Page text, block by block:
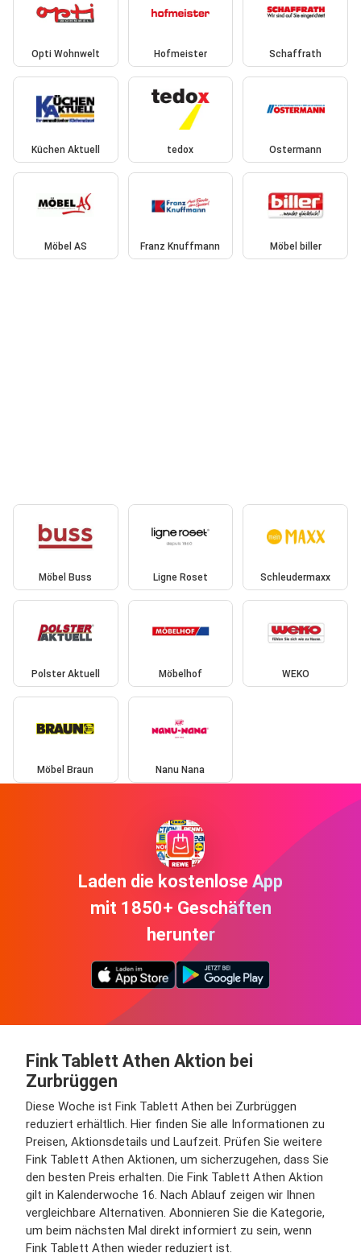
Opti Wohnwelt Hofmeister Schaffrath
Küchen Aktuell tedox Ostermann
Möbel AS Franz Knuffmann Möbel biller
Möbel Buss Ligne Roset Schleudermaxx
Polster Aktuell Möbelhof WEKO
Möbel Braun Nanu Nana
Laden die kostenlose App
mit 1850+ Geschäften
herunter
Fink Tablett Athen Aktion bei
Zurbrüggen
Diese Woche ist Fink Tablett Athen bei Zurbrüggen
reduziert erhältlich. Hier finden Sie alle Informationen zu
Preisen, Aktionsdetails und Laufzeit. Prüfen Sie weitere
Fink Tablett Athen Aktionen, um sicherzugehen, dass Sie
den besten Preis erhalten. Die Fink Tablett Athen Aktion
gilt in Kalenderwoche 16. Nach Ablauf zeigen wir Ihnen
vergleichbare Alternativen. Abonnieren Sie die Kategorie,
um beim nächsten Mal direkt informiert zu sein, wenn
Fink Tablett Athen wieder reduziert ist.